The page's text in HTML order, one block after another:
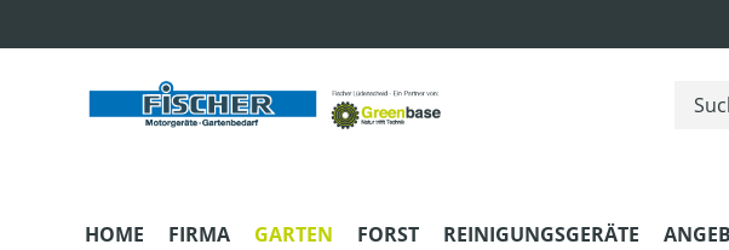
HOME FIRMA GARTEN FORST REINIGUNGSGERÄTE